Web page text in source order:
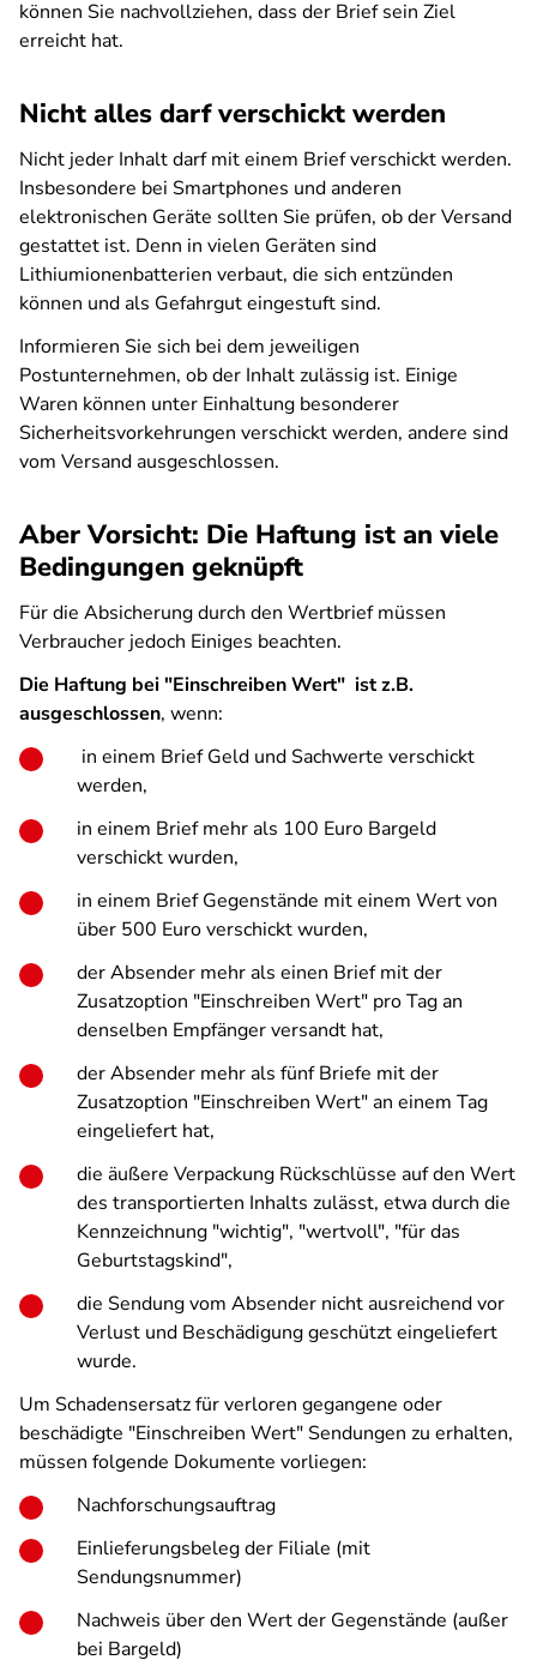
können Sie nachvollziehen, dass der Brief sein Ziel
erreicht hat.
Nicht alles darf verschickt werden
Nicht jeder Inhalt darf mit einem Brief verschickt werden.
Insbesondere bei Smartphones und anderen
elektronischen Geräte sollten Sie prüfen, ob der Versand
gestattet ist. Denn in vielen Geräten sind
Lithiumionenbatterien verbaut, die sich entzünden
können und als Gefahrgut eingestuft sind.
Informieren Sie sich bei dem jeweiligen
Postunternehmen, ob der Inhalt zulässig ist. Einige
Waren können unter Einhaltung besonderer
Sicherheitsvorkehrungen verschickt werden, andere sind
vom Versand ausgeschlossen.
Aber Vorsicht: Die Haftung ist an viele
Bedingungen geknüpft
Für die Absicherung durch den Wertbrief müssen
Verbraucher jedoch Einiges beachten.
Die Haftung bei "Einschreiben Wert" ist z.B.
ausgeschlossen, wenn:
in einem Brief Geld und Sachwerte verschickt
werden,
in einem Brief mehr als 100 Euro Bargeld
verschickt wurden,
in einem Brief Gegenstände mit einem Wert von
über 500 Euro verschickt wurden,
der Absender mehr als einen Brief mit der
Zusatzoption "Einschreiben Wert" pro Tag an
denselben Empfänger versandt hat,
der Absender mehr als fünf Briefe mit der
Zusatzoption "Einschreiben Wert" an einem Tag
eingeliefert hat,
die äußere Verpackung Rückschlüsse auf den Wert
des transportierten Inhalts zulässt, etwa durch die
Kennzeichnung "wichtig", "wertvoll", "für das
Geburtstagskind",
die Sendung vom Absender nicht ausreichend vor
Verlust und Beschädigung geschützt eingeliefert
wurde.
Um Schadensersatz für verloren gegangene oder
beschädigte "Einschreiben Wert" Sendungen zu erhalten,
müssen folgende Dokumente vorliegen:
Nachforschungsauftrag
Einlieferungsbeleg der Filiale (mit
Sendungsnummer)
Nachweis über den Wert der Gegenstände (außer
bei Bargeld)